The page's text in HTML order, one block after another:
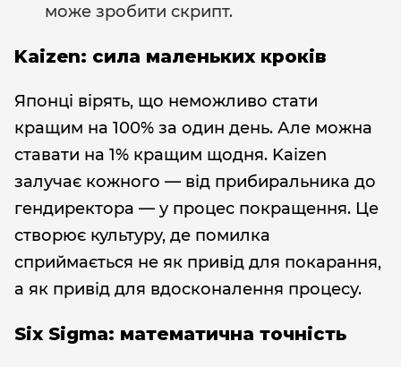
може зробити скрипт.
Kaizen: сила маленьких кроків
Японці вірять, що неможливо стати
кращим на 100% за один день. Але можна
ставати на 1% кращим щодня. Kaizen
залучає кожного — від прибиральника до
гендиректора — у процес покращення. Це
створює культуру, де помилка
сприймається не як привід для покарання,
а як привід для вдосконалення процесу.
Six Sigma: математична точність